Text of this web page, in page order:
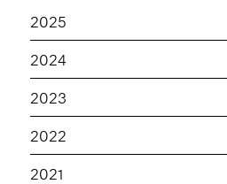
2025
2024
2023
2022
2021